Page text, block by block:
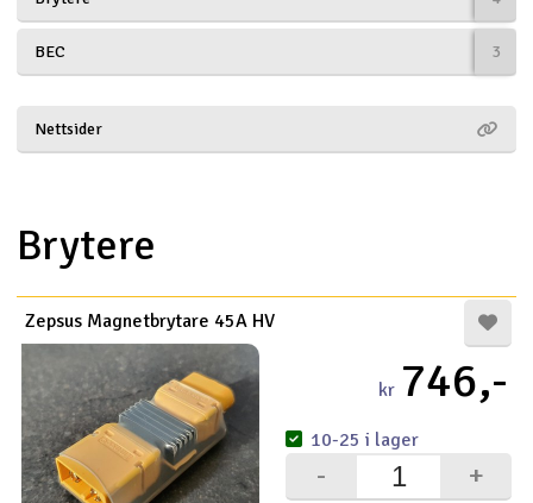
Drönare för FPV
Kamerautrustning
Modellbygg- och byggsatser
Modelljärnväg
BEC 3
Nettsider
Brytere
Zepsus Magnetbrytare 45A HV
kr 746,-
+
-
10-25 i lager